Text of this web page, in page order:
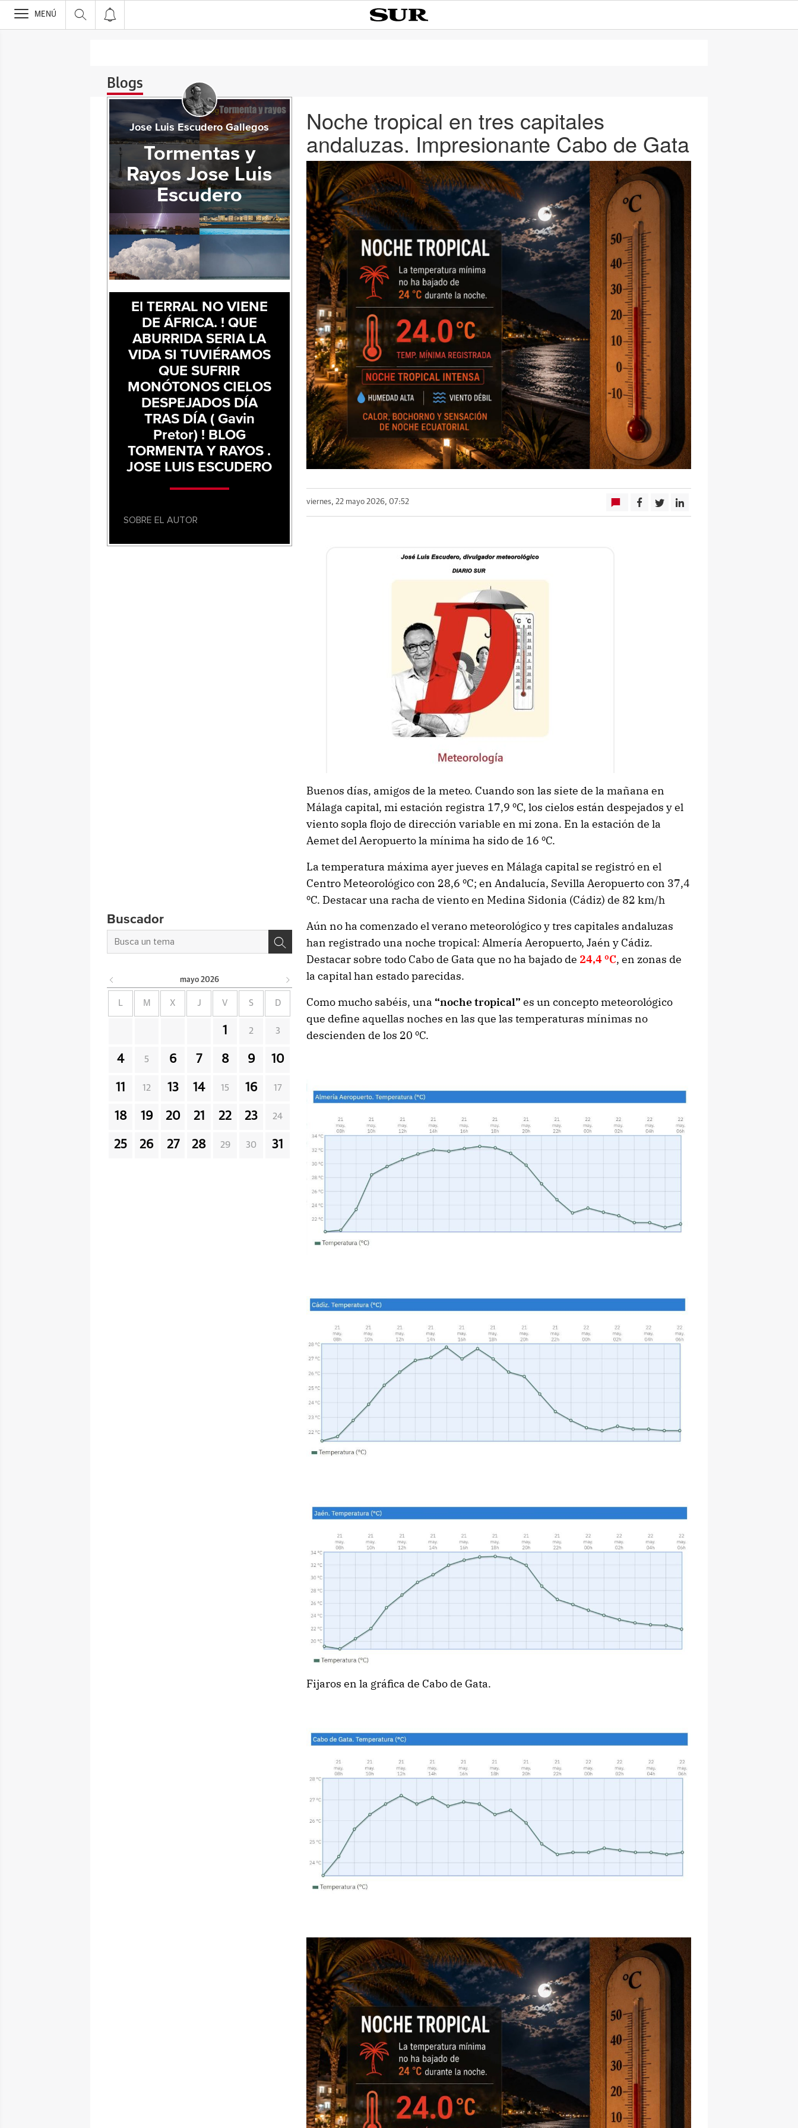
>
MENÚ
Blogs
Noche tropical en tres capitales
andaluzas. Impresionante Cabo de Gata
viernes, 22 mayo 2026, 07:52
Buenos días, amigos de la meteo. Cuando son las siete de la mañana en
Málaga capital, mi estación registra 17,9 ºC, los cielos están despejados y el
viento sopla flojo de dirección variable en mi zona. En la estación de la
Aemet del Aeropuerto la mínima ha sido de 16 ºC.
La temperatura máxima ayer jueves en Málaga capital se registró en el
Centro Meteorológico con 28,6 ºC; en Andalucía, Sevilla Aeropuerto con 37,4
ºC. Destacar una racha de viento en Medina Sidonia (Cádiz) de 82 km/h
Aún no ha comenzado el verano meteorológico y tres capitales andaluzas
han registrado una noche tropical: Almería Aeropuerto, Jaén y Cádiz.
Destacar sobre todo Cabo de Gata que no ha bajado de 24,4 ºC, en zonas de
la capital han estado parecidas.
Como mucho sabéis, una “noche tropical” es un concepto meteorológico
que define aquellas noches en las que las temperaturas mínimas no
descienden de los 20 ºC.
Fijaros en la gráfica de Cabo de Gata.
Jose Luis Escudero Gallegos
Tormentas y
Rayos Jose Luis
Escudero
El TERRAL NO VIENE
DE ÁFRICA. ! QUE
ABURRIDA SERIA LA
VIDA SI TUVIÉRAMOS
QUE SUFRIR
MONÓTONOS CIELOS
DESPEJADOS DÍA
TRAS DÍA ( Gavin
Pretor) ! BLOG
TORMENTA Y RAYOS .
JOSE LUIS ESCUDERO
SOBRE EL AUTOR
Buscador
mayo 2026
L M X J V S D
1 2 3
4 5 6 7 8 9 10
11 12 13 14 15 16 17
18 19 20 21 22 23 24
25 26 27 28 29 30 31